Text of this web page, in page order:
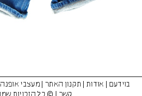
בוידעם אודות| תקנון האתר |מעצבי אופנה
קשר
| © כל הזכויות